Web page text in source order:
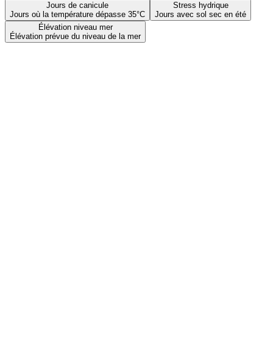
Jours de canicule
Jours où la température dépasse 35°C
Stress hydrique
Jours avec sol sec en été
Élévation niveau mer
Élévation prévue du niveau de la mer